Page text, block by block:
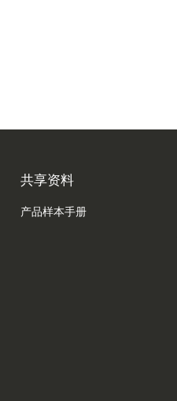
共享资料
产品样本手册